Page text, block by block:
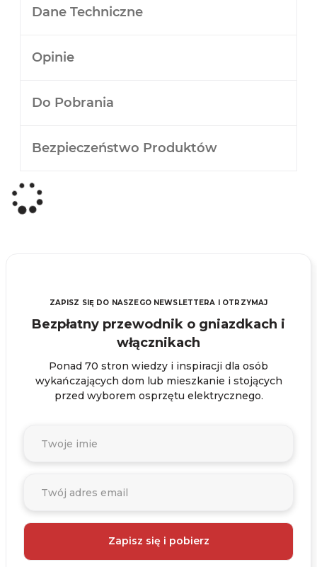
Dane Techniczne
Opinie
Do Pobrania
Bezpieczeństwo Produktów
ZAPISZ SIĘ DO NASZEGO NEWSLETTERA I OTRZYMAJ
Bezpłatny przewodnik o gniazdkach i
włącznikach
Ponad 70 stron wiedzy i inspiracji dla osób
wykańczających dom lub mieszkanie i stojących
przed wyborem osprzętu elektrycznego.